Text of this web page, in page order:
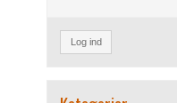
Log ind